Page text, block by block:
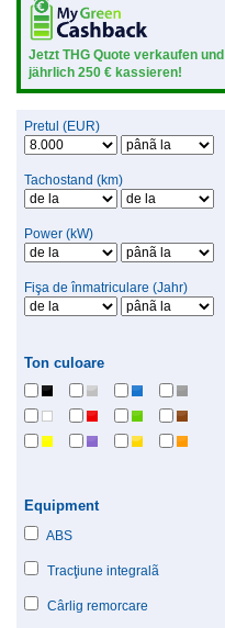
Jetzt THG Quote verkaufen und
jährlich 250 € kassieren!
Pretul (EUR)
Tachostand (km)
Power (kW)
Fişa de înmatriculare (Jahr)
Ton culoare
Equipment
ABS
Tracţiune integralã
Cârlig remorcare